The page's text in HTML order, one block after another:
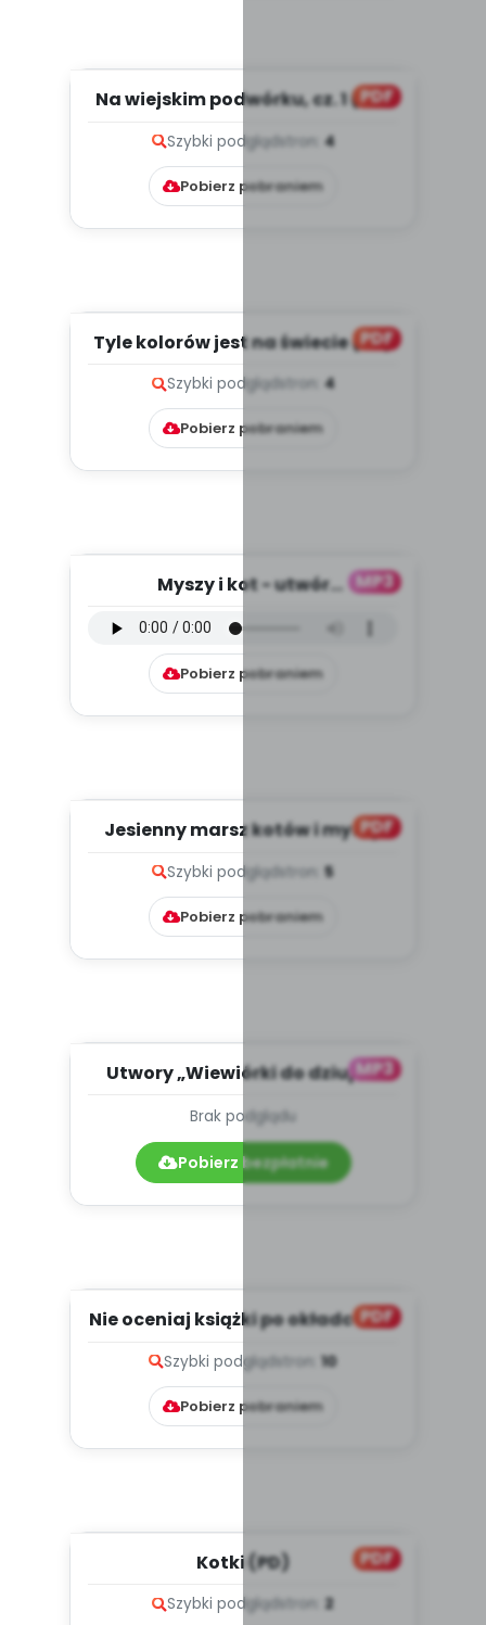
PDF
Na wiejskim podwórku, cz. 1 (PD)
Szybki podglądstron: 4
Pobierz pobraniem
PDF
Tyle kolorów jest na świecie (PD)
Szybki podglądstron: 4
Pobierz pobraniem
MP3
Myszy i kot - utwór
Pobierz pobraniem
PDF
Jesienny marsz kotów i myszy
Szybki podglądstron: 5
Pobierz pobraniem
MP3
Utwory „Wiewiórki do dziupli”
Brak podglądu
Pobierz bezpłatnie
PDF
Nie oceniaj książki po okładce, cz.
Szybki podglądstron: 10
Pobierz pobraniem
PDF
Kotki (PD)
Szybki podglądstron: 2